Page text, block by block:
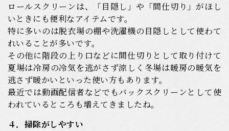
ロールスクリーンは、「目隠し」や「間仕切り」がほし
いときにも便利なアイテムです。
特に多いのは脱衣場の棚や洗濯機の目隠しとして使わて
れいることが多いです。
その他に階段の上り口などに間仕切りとして取り付けて
夏場は冷房の冷気を逃がさず涼しく冬場は暖房の暖気を
逃さず暖かいといった使い方もあります。
最近では動画配信者などでもバックスクリーンとして使
われているところも増えてきましたね。
４．掃除がしやすい